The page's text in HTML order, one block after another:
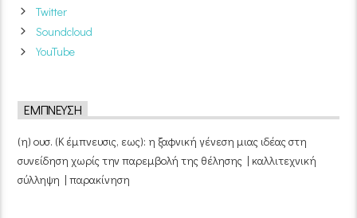
Twitter
Soundcloud
YouTube
ΈΜΠΝΕΥΣΗ
(η) ουσ. (Κ έμπνευσις, εως): η ξαφνική γένεση μιας ιδέας στη
συνείδηση χωρίς την παρεμβολή της θέλησης | καλλιτεχνική
σύλληψη | παρακίνηση